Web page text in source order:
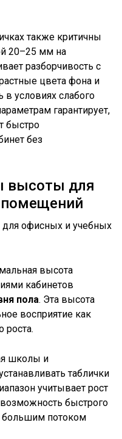
также критичны
20–25 мм на
разборчивость с
цвета фона и
условиях слабого
гарантирует,
быстро
без
высоты для
высота
кабинетов
пола. Эта высота
восприятие как
роста.
школы и
таблички
учитывает рост
быстрого
большим потоком